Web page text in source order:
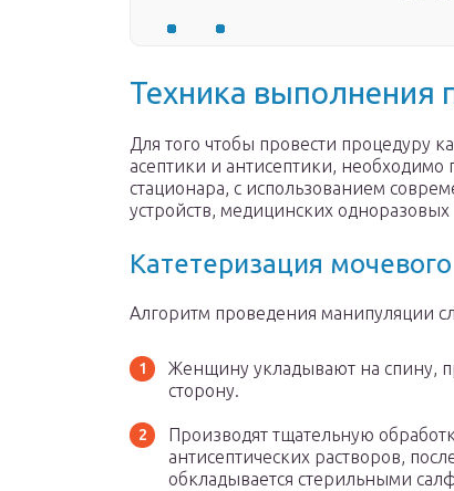
Техника выполнения
Для того чтобы провести процедуру
асептики и антисептики, необходимо
стационара, с использованием
устройств, медицинских одноразовых
Катетеризация
Алгоритм проведения манипуляции
Женщину укладывают на спину,
сторону.
Производят тщательную
антисептических растворов,
обкладывается стерильными